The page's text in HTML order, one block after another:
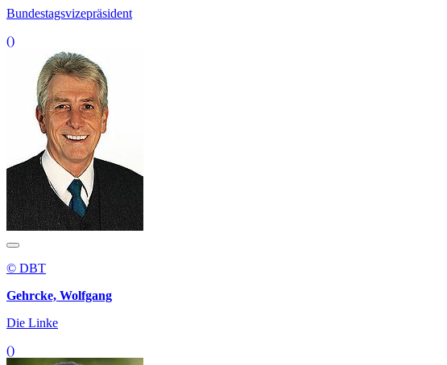
Bundestagsvizepräsident
()
© DBT
Gehrcke, Wolfgang
Die Linke
()